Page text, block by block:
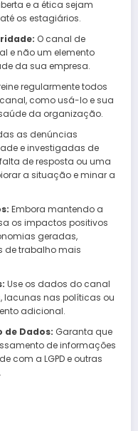
e a ética sejam
os estagiários.
O canal de
e não um elemento
da sua empresa.
regularmente todos
como usá-lo e sua
da organização.
as denúncias
e investigadas de
de resposta ou uma
a situação e minar a
Embora mantendo a
os impactos positivos
geradas,
de trabalho mais
Use os dados do canal
lacunas nas políticas ou
adicional.
de Dados: Garanta que
de informações
com a LGPD e outras